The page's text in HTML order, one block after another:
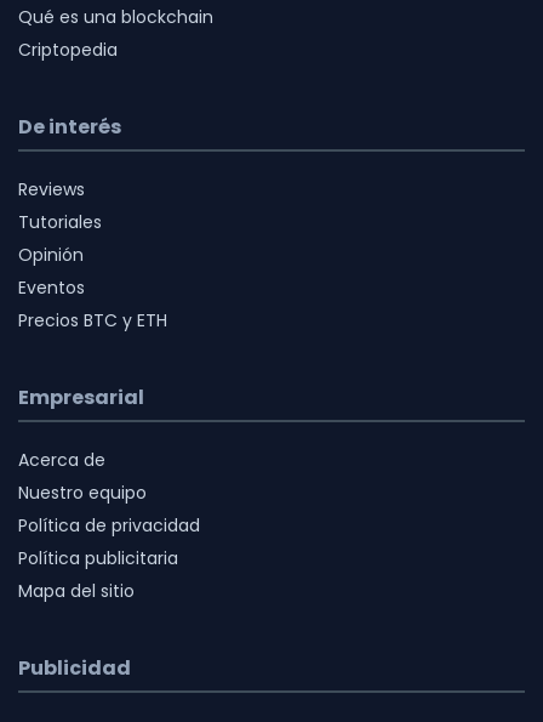
Qué es una blockchain
Criptopedia
De interés
Reviews
Tutoriales
Opinión
Eventos
Precios BTC y ETH
Empresarial
Acerca de
Nuestro equipo
Política de privacidad
Política publicitaria
Mapa del sitio
Publicidad